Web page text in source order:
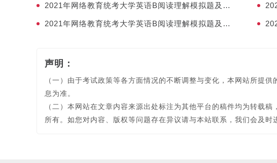
2021年网络教育统考大学英语B阅读理解模拟题及答案22
2021年网络教育统考大学英语B阅读理解模拟题及答案20
声明：
（一）由于考试政策等各方面情况的不断调整与变化，本网站所提
息为准。
（二）本网站在文章内容来源出处标注为其他平台的稿件均为转载
所有。如您对内容、版权等问题存在异议请与本站联系，我们会及时